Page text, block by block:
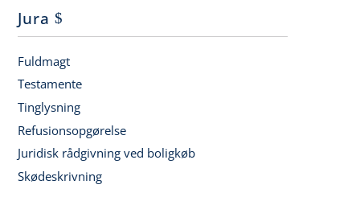
Jura
Fuldmagt
Testamente
Tinglysning
Refusionsopgørelse
Juridisk rådgivning ved boligkøb
Skødeskrivning